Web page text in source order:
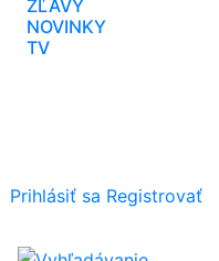
ZĽAVY
NOVINKY
TV
Prihlásiť sa Registrovať